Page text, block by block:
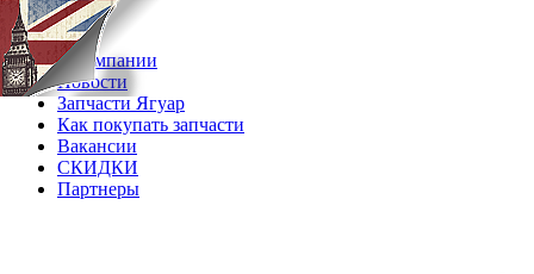
07.08.2026
О компании
Новости
Запчасти Ягуар
Как покупать запчасти
Вакансии
СКИДКИ
Партнеры